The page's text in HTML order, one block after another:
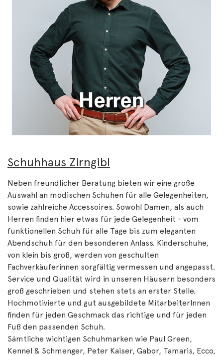
Schuhhaus Zirngibl
Neben freundlicher Beratung bieten wir eine große
Auswahl an modischen Schuhen für alle Gelegenheiten,
sowie zahlreiche Accessoires. Sowohl Damen, als auch
Herren finden hier etwas für jede Gelegenheit - vom
funktionellen Schuh für alle Tage bis zum eleganten
Abendschuh für den besonderen Anlass. Kinderschuhe,
von klein bis groß, werden von geschulten
Fachverkäuferinnen sorgfältig vermessen und angepasst.
Service und Qualität wird in unseren Häusern besonders
groß geschrieben und stehen stets an erster Stelle.
Hochmotivierte und gut ausgebildete MitarbeiterInnen
finden für jeden Geschmack das richtige und für jeden
Fuß den passenden Schuh.
Sämtliche wichtigen Schuhmarken wie Paul Green,
Kennel & Schmenger, Peter Kaiser, Gabor, Tamaris, Ecco,